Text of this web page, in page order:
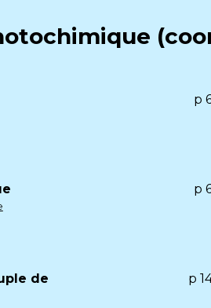
p
p
de
p